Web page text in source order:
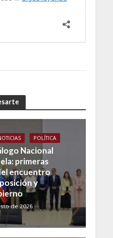
POLÍTICA
Nacional
primeras
encuentro
y
de 2026